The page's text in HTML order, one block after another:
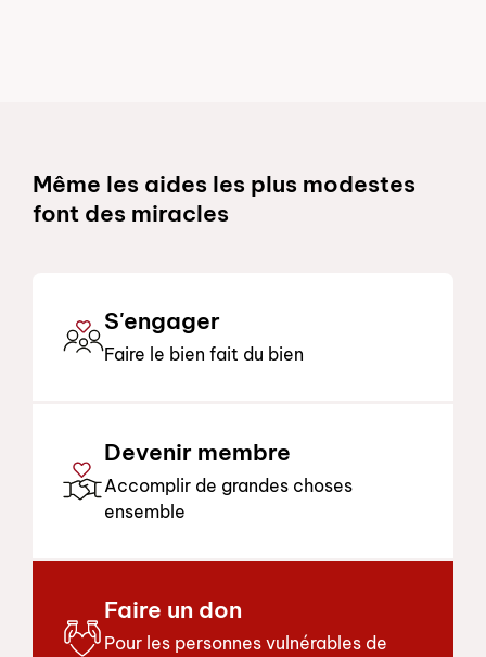
Même les aides les plus modestes
font des miracles
S'engager
Faire le bien fait du bien
Devenir membre
Accomplir de grandes choses
ensemble
Faire un don
Pour les personnes vulnérables de